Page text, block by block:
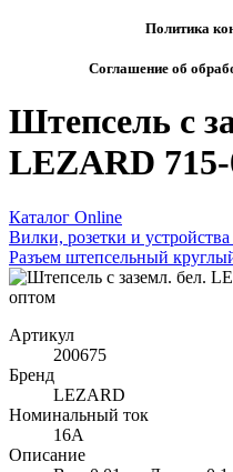
Политика
Соглашение об
Штепсель с
LEZARD 715-
Каталог Online
Вилки, розетки и
Разъем штепсельный
Артикул
200675
Бренд
LEZARD
Номинальный ток
16А
Описание